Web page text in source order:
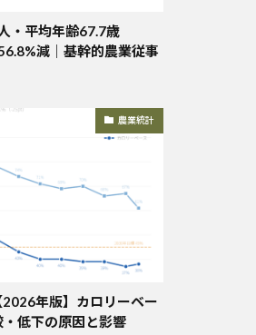
・平均年齢67.7歳
減｜基幹的農業従事
農業統計
年版】カロリーベー
低下の原因と影響